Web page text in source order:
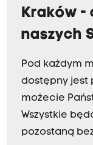
Kraków -
naszych
Pod każdym
dostępny jest
możecie
Wszystkie
pozostaną